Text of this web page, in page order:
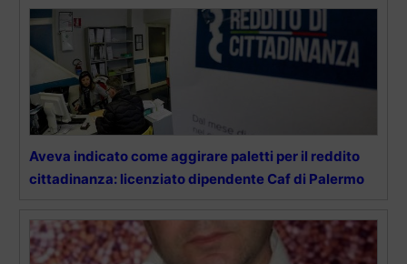
Aveva indicato come aggirare paletti per il reddito
cittadinanza: licenziato dipendente Caf di Palermo